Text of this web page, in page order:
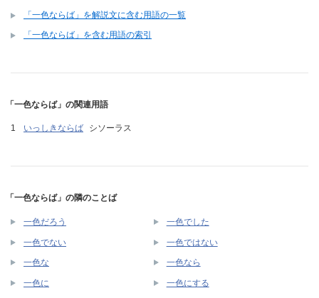
「一色ならば」を解説文に含む用語の一覧
「一色ならば」を含む用語の索引
「一色ならば」の関連用語
いっしきならば シソーラス
「一色ならば」の隣のことば
一色だろう 一色でした
一色でない 一色ではない
一色な 一色なら
一色に 一色にする